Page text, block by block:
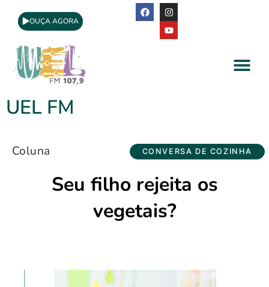
OUÇA AGORA
UEL FM
Coluna CONVERSA DE COZINHA
Seu filho rejeita os
vegetais?